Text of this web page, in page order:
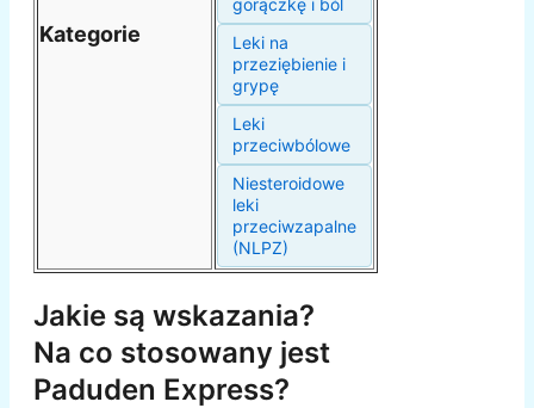
Kategorie
Leki na
przeziębienie i
grypę
Leki
przeciwbólowe
Niesteroidowe
leki
przeciwzapalne
(NLPZ)
Jakie są wskazania?
Na co stosowany jest
Paduden Express?